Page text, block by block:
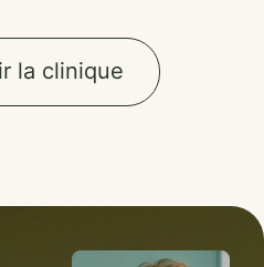
la clinique